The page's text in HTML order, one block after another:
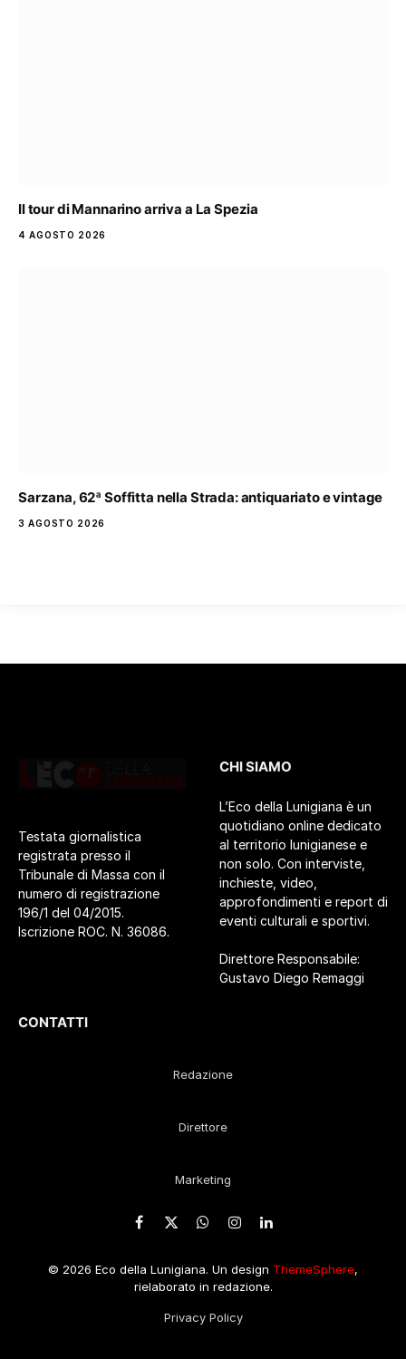
Il tour di Mannarino arriva a La Spezia
4 AGOSTO 2026
Sarzana, 62ª Soffitta nella Strada: antiquariato e vintage
3 AGOSTO 2026
Testata giornalistica
registrata presso il
Tribunale di Massa con il
numero di registrazione
196/1 del 04/2015.
Iscrizione ROC. N. 36086.
CHI SIAMO
L’Eco della Lunigiana è un
quotidiano online dedicato
al territorio lunigianese e
non solo. Con interviste,
inchieste, video,
approfondimenti e report di
eventi culturali e sportivi.
Direttore Responsabile:
Gustavo Diego Remaggi
CONTATTI
Redazione
Direttore
Marketing
Facebook
X
WhatsApp
Instagram
LinkedIn
© 2026 Eco della Lunigiana. Un design ThemeSphere,
rielaborato in redazione.
Privacy Policy